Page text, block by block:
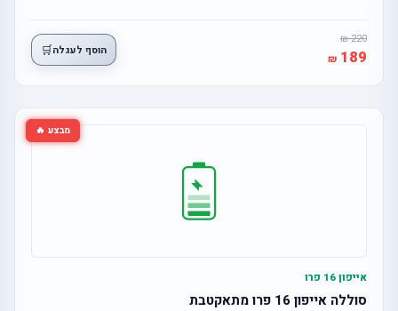
220
189 הוסף לעגלה🛒
מבצע 🔥
אייפון 16 פרו
סוללה אייפון 16 פרו מתאקטבת